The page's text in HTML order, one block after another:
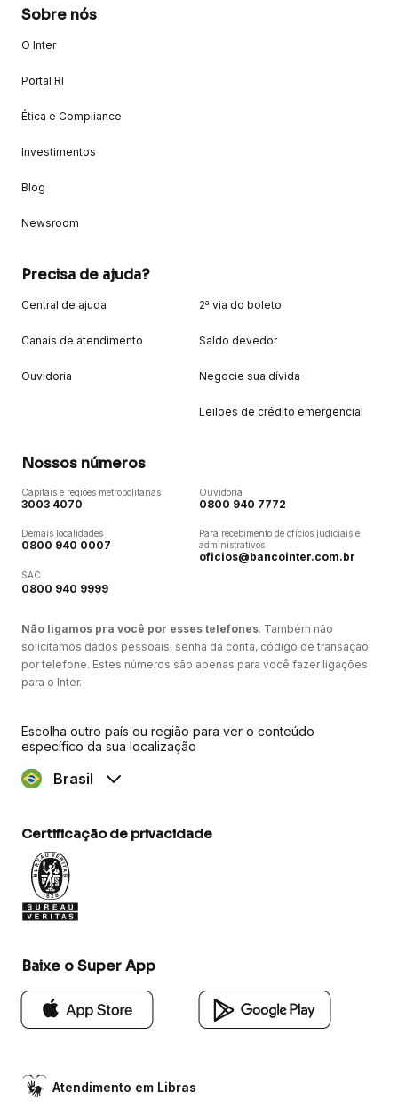
Sobre nós
O Inter
Portal RI
Ética e Compliance
Investimentos
Blog
Newsroom
Precisa de ajuda?
Central de ajuda
Canais de atendimento
Ouvidoria
2ª via do boleto
Saldo devedor
Negocie sua dívida
Leilões de crédito emergencial
Nossos números
Capitais e regiões metropolitanas
3003 4070
Demais localidades
0800 940 0007
SAC
0800 940 9999
Ouvidoria
0800 940 7772
Para recebimento de ofícios judiciais e
administrativos
oficios@bancointer.com.br
Não ligamos pra você por esses telefones. Também não
solicitamos dados pessoais, senha da conta, código de transação
por telefone. Estes números são apenas para você fazer ligações
para o Inter.
Escolha outro país ou região para ver o conteúdo
específico da sua localização
Brasil
Certificação de privacidade
Baixe o Super App
Atendimento em Libras